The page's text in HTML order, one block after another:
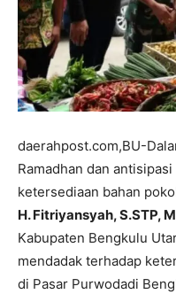
daerahpost.com,BU-
Ramadhan dan
ketersediaan bahan
H. Fitriyansyah, S.STP,
Kabupaten Bengkulu
mendadak terhadap
di Pasar Purwodadi